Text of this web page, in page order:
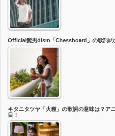
Official髭男dism「Chessboard」の歌詞の
キタニタツヤ「火種」の歌詞の意味は？ア
目！